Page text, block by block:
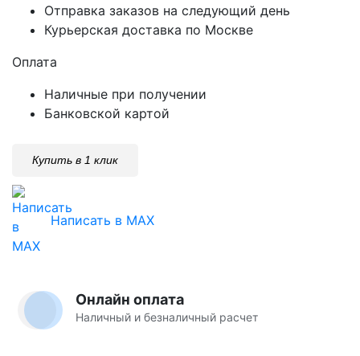
Отправка заказов на следующий день
Курьерская доставка по Москве
Оплата
Наличные при получении
Банковской картой
Купить в 1 клик
Написать в MAX
Онлайн оплата
Наличный и безналичный расчет